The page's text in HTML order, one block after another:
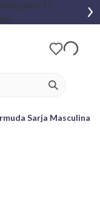
ver
Sarja Masculina